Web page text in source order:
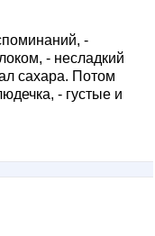
-
- несладкий
сахара. Потом
- густые и